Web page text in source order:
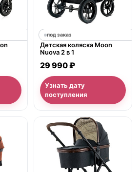
под заказ
Детская коляска Moon
Nuova 2 в 1
29 990 ₽
Узнать дату
поступления